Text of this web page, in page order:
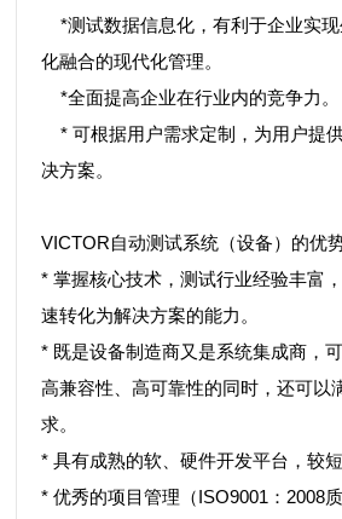
*测试数据信息化，有利于企业实现
化融合的现代化管理。
*全面提高企业在行业内的竞争力。
* 可根据用户需求定制，为用户提
决方案。
VICTOR自动测试系统（设备）的优
* 掌握核心技术，测试行业经验丰富
速转化为解决方案的能力。
* 既是设备制造商又是系统集成商，
高兼容性、高可靠性的同时，还可以
求。
* 具有成熟的软、硬件开发平台，较短
* 优秀的项目管理（ISO9001：2008